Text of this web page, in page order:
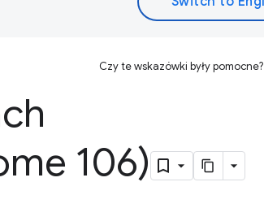
Czy te wskazówki były pomocne?
106)